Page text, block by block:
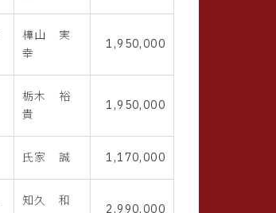
樺山 実
幸
1,950,000
栃木 裕
貴
1,950,000
氏家 誠 1,170,000
知久 和
2,990,000